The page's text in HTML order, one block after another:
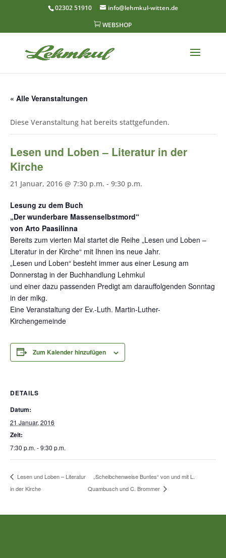
02302 51910 info@lehmkul-witten.de
 WEBSHOP
« Alle Veranstaltungen
Diese Veranstaltung hat bereits stattgefunden.
Lesen und Loben – Literatur in der
Kirche
21 Januar, 2016 @ 7:30 p.m. - 9:30 p.m.
Lesung zu dem Buch
„Der wunderbare Massenselbstmord“
von Arto Paasilinna
Bereits zum vierten Mal startet die Reihe „Lesen und Loben –
Literatur in der Kirche“ mit Ihnen ins neue Jahr.
„Lesen und Loben“ besteht immer aus einer Lesung am
Donnerstag in der Buchhandlung Lehmkul
und einer dazu passenden Predigt am darauffolgenden Sonntag
in der mlkg.
Eine Veranstaltung der Ev.-Luth. Martin-Luther-
Kirchengemeinde
Zum Kalender hinzufügen
DETAILS
Datum:
21 Januar, 2016
Zeit:
7:30 p.m. - 9:30 p.m.
Lesen und Loben – Literatur
in der Kirche
„Scheibchenweise Buntes“ von und mit L.
Quambusch und C. Brommer